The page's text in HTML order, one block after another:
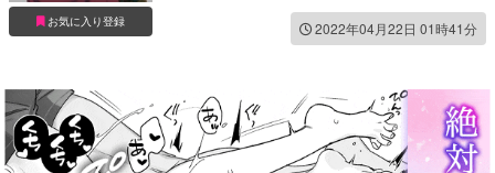
お気に入り登録 2022年04月22日 01時41分